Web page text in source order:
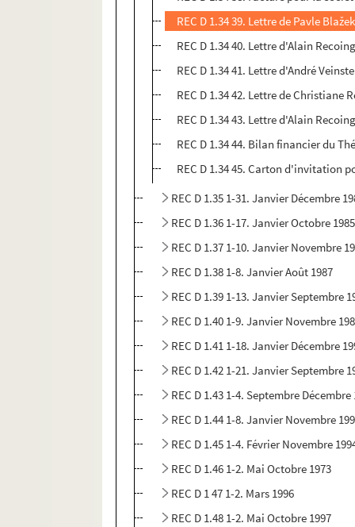
REC D 1.34 39. Lettre de Pavle
REC D 1.34 40. Lettre d'Alain
REC D 1.34 41. Lettre d'André
REC D 1.34 42. Lettre de Christiane
REC D 1.34 43. Lettre d'Alain
REC D 1.34 44. Bilan financier du
REC D 1.34 45. Carton d'invitation
REC D 1.35 1-31. Janvier Décembre
REC D 1.36 1-17. Janvier Octobre 1985
REC D 1.37 1-10. Janvier Novembre
REC D 1.38 1-8. Janvier Août 1987
REC D 1.39 1-13. Janvier Septembre
REC D 1.40 1-9. Janvier Novembre
REC D 1.41 1-18. Janvier Décembre
REC D 1.42 1-21. Janvier Septembre
REC D 1.43 1-4. Septembre Décembre
REC D 1.44 1-8. Janvier Novembre
REC D 1.45 1-4. Février Novembre
REC D 1.46 1-2. Mai Octobre 1973
REC D 1 47 1-2. Mars 1996
REC D 1.48 1-2. Mai Octobre 1997